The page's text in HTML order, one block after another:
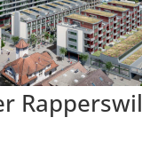
Rapperswil